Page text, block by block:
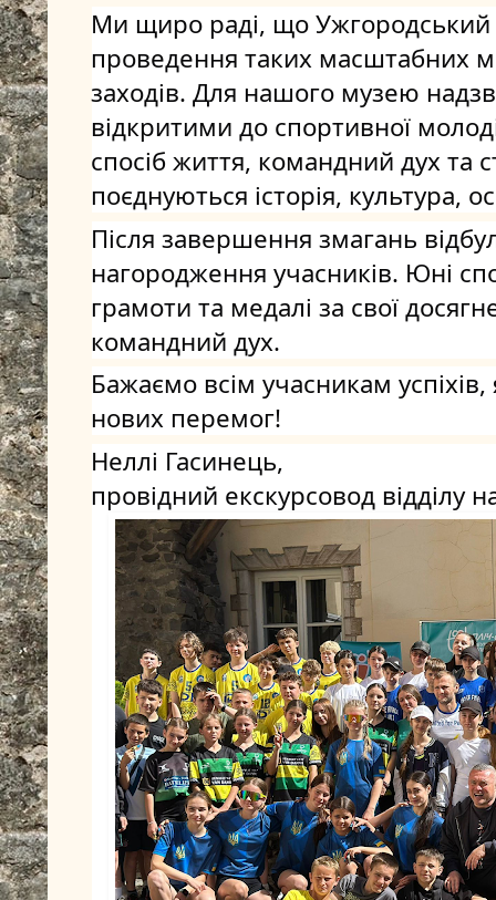
Ми щиро раді, що Ужгородський
проведення таких масштабних
заходів. Для нашого музею
відкритими до спортивної
спосіб життя, командний дух
поєднуються історія, культура,
Після завершення змагань
нагородження учасників. Юні
грамоти та медалі за свої
командний дух.
Бажаємо всім учасникам
нових перемог!
Неллі Гасинець,
провідний екскурсовод відділу